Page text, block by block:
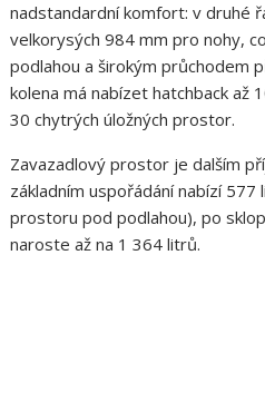
nadstandardní komfort: v druhé
velkorysých 984 mm pro nohy,
podlahou a širokým průchodem
kolena má nabízet hatchback až
30 chytrých úložných prostor.
Zavazadlový prostor je dalším
základním uspořádání nabízí
prostoru pod podlahou), po
naroste až na 1 364 litrů.